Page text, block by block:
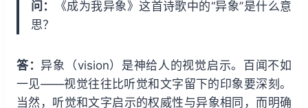
问：
《成为我异象》这首诗歌中的“异象”是什么意
思？
答：异象（vision）是神给人的视觉启示。百闻不如
一见——视觉往往比听觉和文字留下的印象要深刻。
当然，听觉和文字启示的权威性与异象相同，而明确